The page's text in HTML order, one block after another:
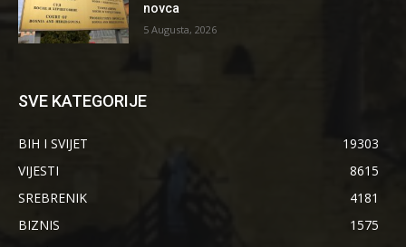
novca
5 Augusta, 2026
SVE KATEGORIJE
BIH I SVIJET
19303
VIJESTI
8615
SREBRENIK
4181
BIZNIS
1575